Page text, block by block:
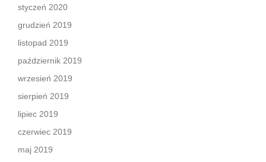
styczeń 2020
grudzień 2019
listopad 2019
październik 2019
wrzesień 2019
sierpień 2019
lipiec 2019
czerwiec 2019
maj 2019